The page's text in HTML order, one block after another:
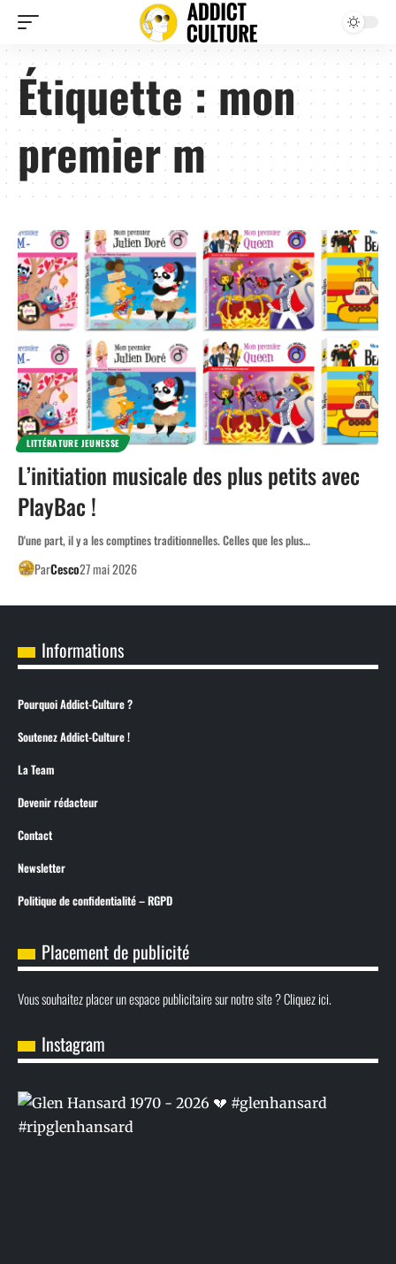
Étiquette :mon
premier m
LITTÉRATURE JEUNESSE
L’initiation musicale des plus petits avec
PlayBac !
D'une part, il y a les comptines traditionnelles. Celles que les plus…
ParCesco27 mai 2026
Informations
Pourquoi Addict-Culture ?
Soutenez Addict-Culture !
La Team
Devenir rédacteur
Contact
Newsletter
Politique de confidentialité – RGPD
Placement de publicité
Vous souhaitez placer un espace publicitaire sur notre site ? Cliquez ici.
Instagram